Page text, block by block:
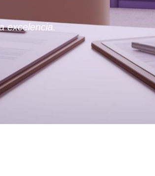
excelencia.